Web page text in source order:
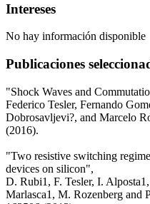
Intereses
No hay información disponible
Publicaciones
"Shock Waves and
Federico Tesler, Fernando
Dobrosavljevi?, and Marcelo
(2016).
"Two resistive switching
devices on silicon",
D. Rubi1, F. Tesler, I.
Marlasca1, M. Rozenberg and